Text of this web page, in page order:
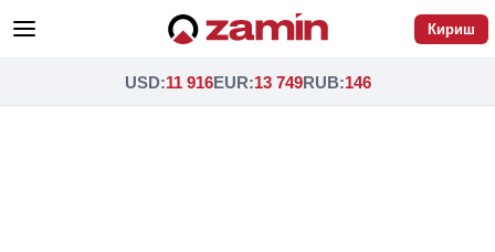
Кириш
USD:11 916EUR:13 749RUB:146